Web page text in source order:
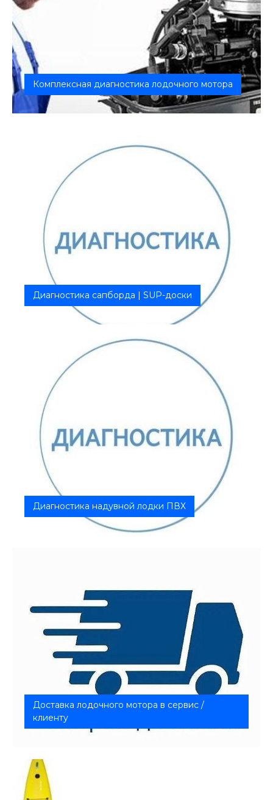
Комплексная диагностика лодочного мотора
Выявим любую неисправность лодочного мотора!
Диагностика сапборда | SUP-доски
Тщательная проверка Выявление критических
Диагностика надувной лодки ПВХ
Тщательная проверка Выявление критических
Доставка лодочного мотора в сервис /
клиенту